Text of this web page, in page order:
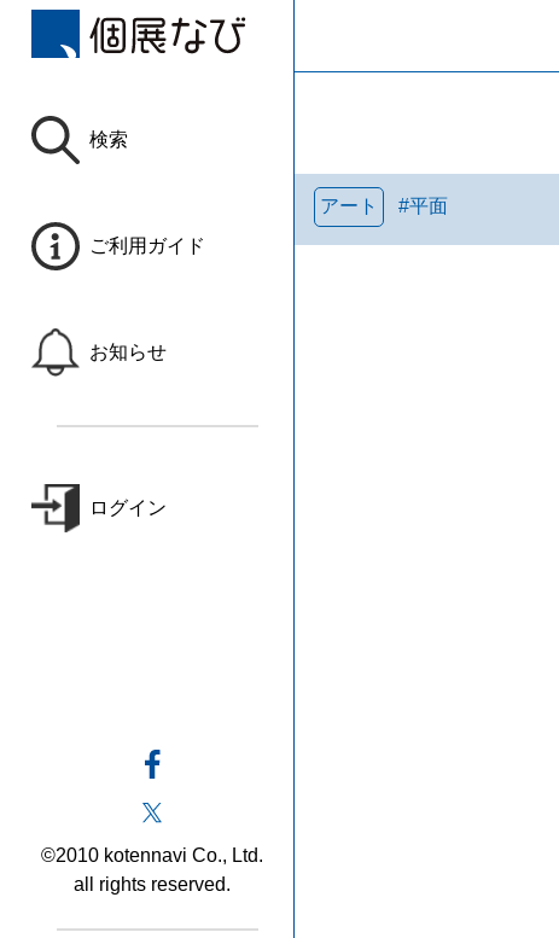
検索
ご利用ガイド
お知らせ
ログイン
©2010 kotennavi Co., Ltd.
all rights reserved.
アート #平面